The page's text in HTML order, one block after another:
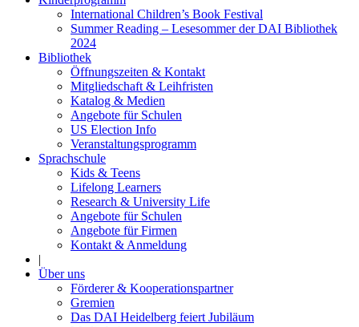
International Children’s Book Festival
Summer Reading – Lesesommer der DAI Bibliothek
2024
Bibliothek
Öffnungszeiten & Kontakt
Mitgliedschaft & Leihfristen
Katalog & Medien
Angebote für Schulen
US Election Info
Veranstaltungsprogramm
Sprachschule
Kids & Teens
Lifelong Learners
Research & University Life
Angebote für Schulen
Angebote für Firmen
Kontakt & Anmeldung
|
Über uns
Förderer & Kooperationspartner
Gremien
Das DAI Heidelberg feiert Jubiläum